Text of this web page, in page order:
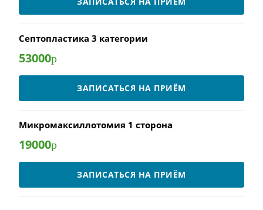
Септопластика 3 категории
53000р
ЗАПИСАТЬСЯ НА ПРИЁМ
Микромаксиллотомия 1 сторона
19000р
ЗАПИСАТЬСЯ НА ПРИЁМ